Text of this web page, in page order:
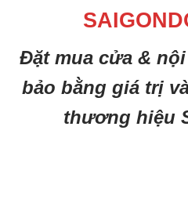
Đặt mua cửa &
bảo bằng giá trị
thương hiệu